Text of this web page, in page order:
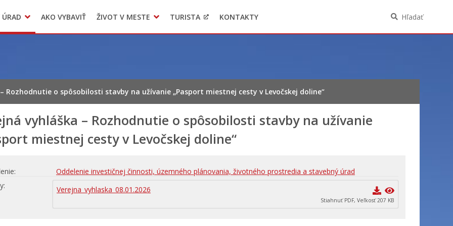
Transparentné mesto
majetkových pomerov verejného funkcionára
Voľba hlavného kontrolóra mesta Levoča
AKO VYBAVIŤ ŽIVOT V MESTE
LIMKA
TURISTA KONTAKTY Hľadať
Rozhodnutie o spôsobilosti stavby na užívanie „Pasport miestnej cesty v Levočskej doline“
vyhláška – Rozhodnutie o spôsobilosti stavby na užívanie
miestnej cesty v Levočskej doline“
Oddelenie investičnej činnosti, územného plánovania, životného prostredia a stavebný úrad
Verejna_vyhlaska_08.01.2026
Stiahnuť PDF, Veľkosť 207 KB